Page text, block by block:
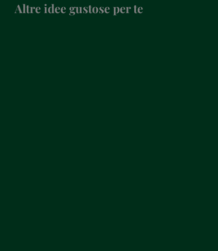
Altre idee gustose per te